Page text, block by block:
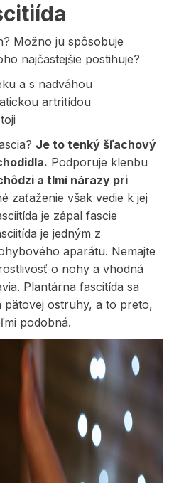
Možno ju spôsobuje
najčastejšie postihuje?
a s nadváhou
artritídou
Je to tenký šľachový
Podporuje klenbu
a tlmí nárazy pri
zaťaženie však vedie k jej
je zápal fascie
je jedným z
aparátu. Nemajte
o nohy a vhodná
Plantárna fascitída sa
pätovej ostruhy, a to preto,
podobná.